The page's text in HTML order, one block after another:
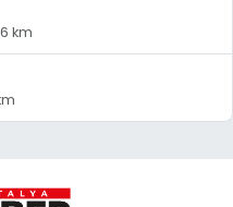
km